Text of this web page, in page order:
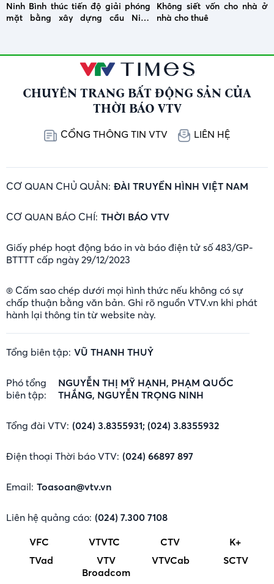
Ninh Bình thúc tiến độ giải phóng
mặt bằng xây dựng cầu Ninh
Không siết vốn cho nhà ở
nhà cho thuê
CHUYÊN TRANG BẤT ĐỘNG SẢN CỦA
THỜI BÁO VTV
CỔNG THÔNG TIN VTV LIÊN HỆ
CƠ QUAN CHỦ QUẢN: ĐÀI TRUYỀN HÌNH VIỆT NAM
CƠ QUAN BÁO CHÍ: THỜI BÁO VTV
Giấy phép hoạt động báo in và báo điện tử số 483/GP-
BTTTT cấp ngày 29/12/2023
® Cấm sao chép dưới mọi hình thức nếu không có sự
chấp thuận bằng văn bản. Ghi rõ nguồn VTV.vn khi phát
hành lại thông tin từ website này.
Tổng biên tập: VŨ THANH THUỶ
Phó tổng
biên tập:
NGUYỄN THỊ MỸ HẠNH, PHẠM QUỐC
THẮNG, NGUYỄN TRỌNG NINH
Tổng đài VTV: (024) 3.8355931; (024) 3.8355932
Điện thoại Thời báo VTV: (024) 66897 897
Email: Toasoan@vtv.vn
Liên hệ quảng cáo: (024) 7.300 7108
VFC
VTVTC CTV
K+
TVad
VTV
Broadcom
VTVCab SCTV